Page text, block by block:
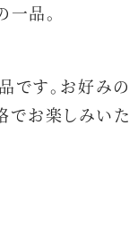
品。
です。お好みの
でお楽しみいた